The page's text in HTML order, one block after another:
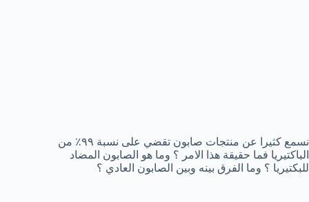
نسمع كثيرا عن منتجات صابون تقضي على نسبة ٩٩٪ من
الباكتيريا فما حقيقة هذا الامر ؟ وما هو الصابون المضاد
للبكتيريا ؟ وما الفرق بينه وبين الصابون العادي ؟